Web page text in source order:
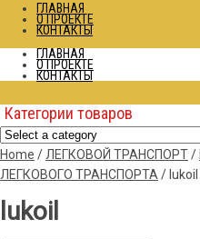
ГЛАВНАЯ
О ПРОЕКТЕ
КОНТАКТЫ
ГЛАВНАЯ
О ПРОЕКТЕ
КОНТАКТЫ
Категории товаров
Home / ЛЕГКОВОЙ ТРАНСПОРТ/
ЛЕГКОВОГО ТРАНСПОРТА / lukoil
lukoil